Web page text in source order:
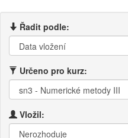
Řadit podle:
Určeno pro kurz:
Vložil: